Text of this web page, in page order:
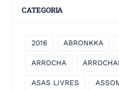
CATEGORIA
2016 ABRONKKA
ARROCHA
ASAS LIVRES